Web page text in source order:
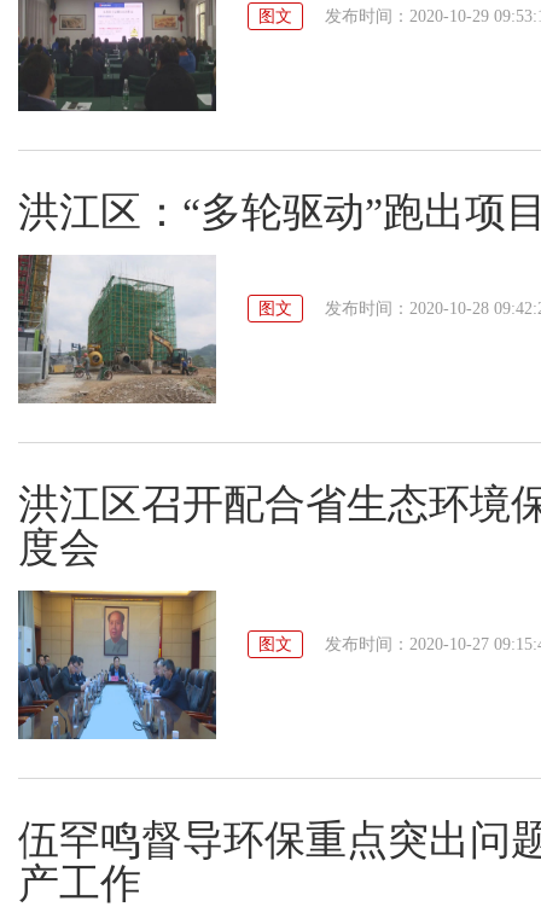
图文 发布时间：2020-10-29
洪江区：“多轮驱动”跑出项
图文 发布时间：2020-10-28
洪江区召开配合省生态环境
度会
图文 发布时间：2020-10-27
伍罕鸣督导环保重点突出问
产工作